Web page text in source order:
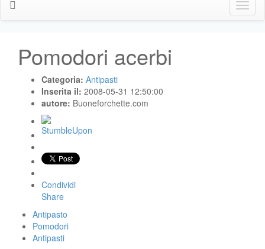
Click
Me
Pomodori acerbi
Categoria: Antipasti
Inserita il: 2008-05-31 12:50:00
autore: Buoneforchette.com
Condividi
Share
Antipasto
Pomodori
Antipasti